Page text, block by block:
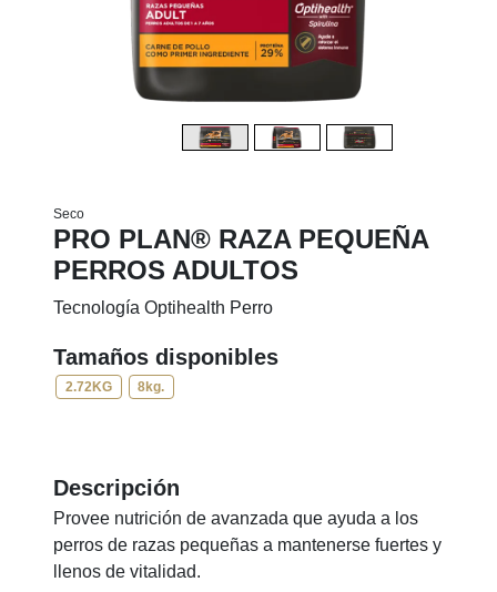
Seco
PRO PLAN® RAZA PEQUEÑA
PERROS ADULTOS
Tecnología Optihealth Perro
Tamaños disponibles
2.72KG 8kg.
Descripción
Provee nutrición de avanzada que ayuda a los
perros de razas pequeñas a mantenerse fuertes y
llenos de vitalidad.